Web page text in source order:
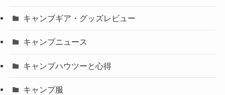
キャンブギア・グッズレビュー
キャンプニュース
キャンプハウツーと心得
キャンプ服